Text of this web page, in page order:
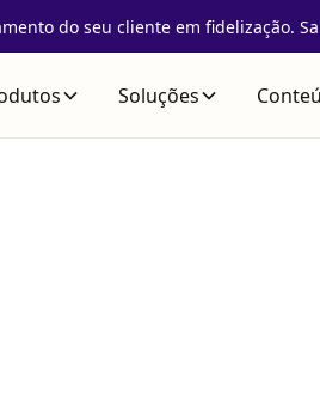
do seu cliente em fidelização.
Soluções